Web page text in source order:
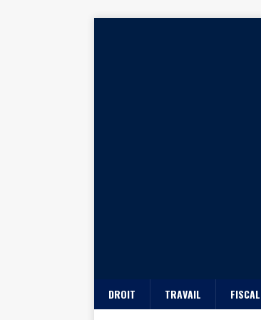
DROIT TRAVAIL